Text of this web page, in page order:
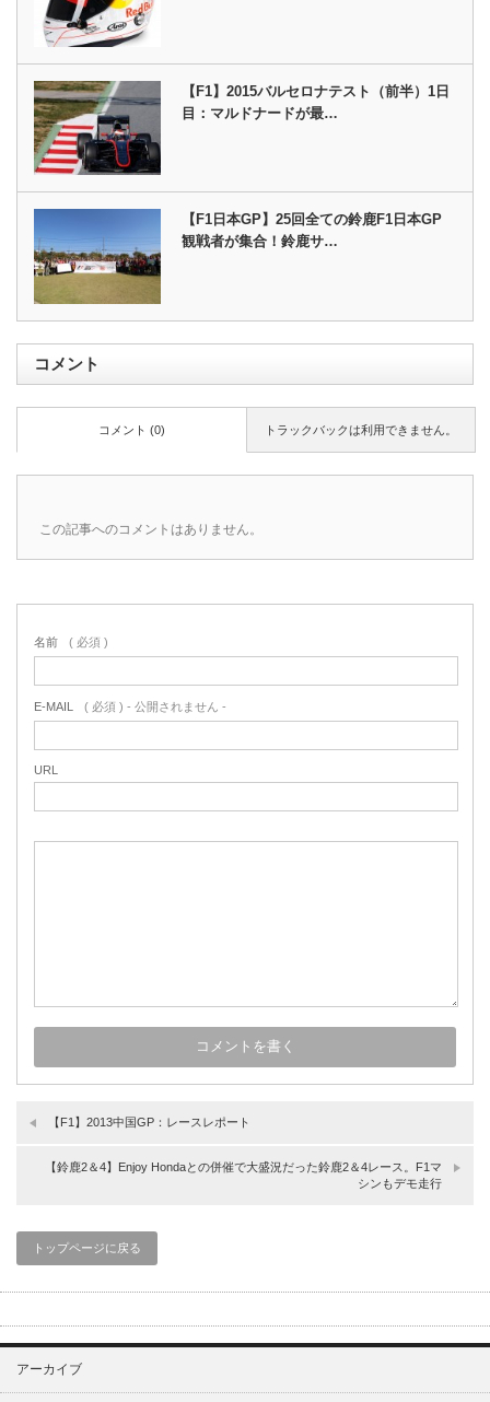
【F1】2015バルセロナテスト（前半）1日
目：マルドナードが最…
【F1日本GP】25回全ての鈴鹿F1日本GP
観戦者が集合！鈴鹿サ…
コメント
トラックバックは利用できません。
コメント (0)
この記事へのコメントはありません。
名前 ( 必須 )
E-MAIL ( 必須 ) - 公開されません -
URL
【F1】2013中国GP：レースレポート
【鈴鹿2＆4】Enjoy Hondaとの併催で大盛況だった鈴鹿2＆4レース。F1マ
シンもデモ走行
トップページに戻る
アーカイブ